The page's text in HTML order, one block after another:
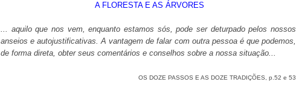
A FLORESTA E AS ÁRVORES
... aquilo que nos vem, enquanto estamos sós, pode ser deturpado pelos nossos
anseios e autojustificativas. A vantagem de falar com outra pessoa é que podemos,
de forma direta, obter seus comentários e conselhos sobre a nossa situação...
OS DOZE PASSOS E AS DOZE TRADIÇÕES, p.52 e 53